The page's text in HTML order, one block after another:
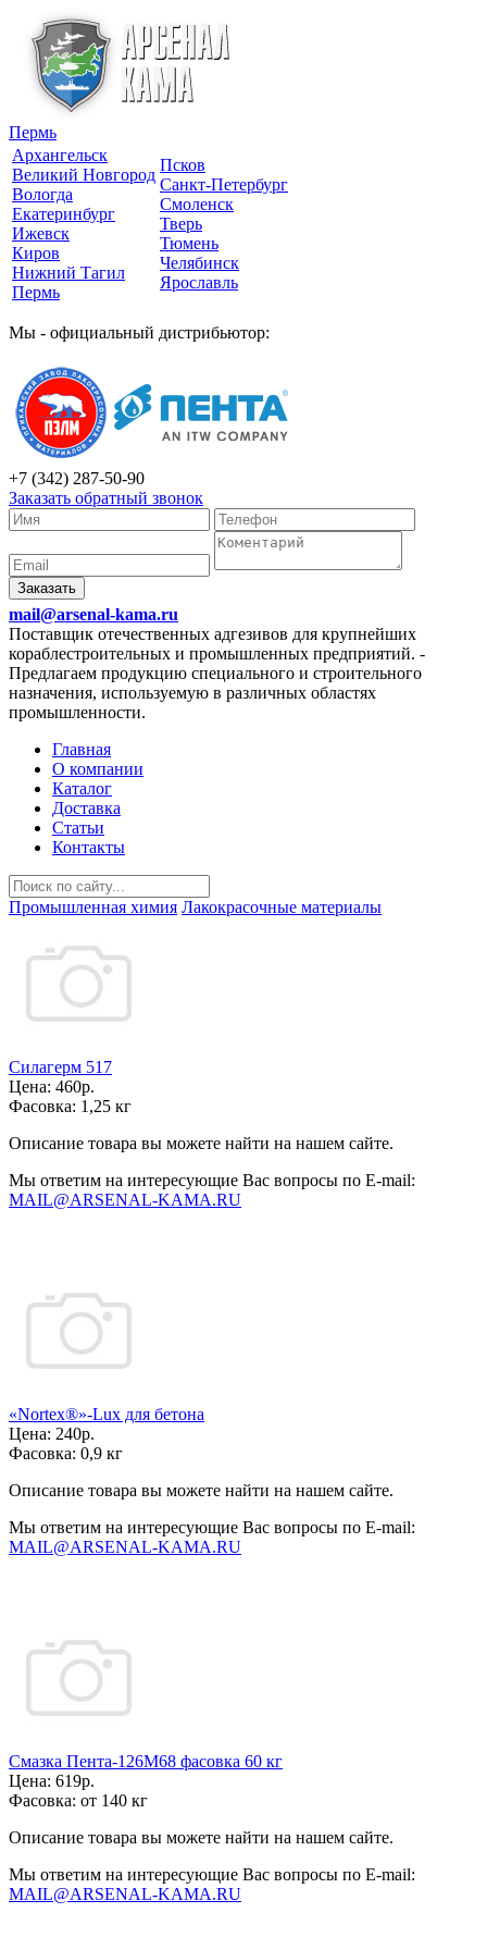
Пермь
Архангельск
Великий Новгород
Вологда
Екатеринбург
Ижевск
Киров
Нижний Тагил
Пермь
Псков
Санкт-Петербург
Смоленск
Тверь
Тюмень
Челябинск
Ярославль
Мы - официальный дистрибьютор:
+7 (342) 287-50-90
Заказать обратный звонок
Заказать
mail@arsenal-kama.ru
Поставщик отечественных адгезивов для крупнейших
кораблестроительных и промышленных предприятий. -
Предлагаем продукцию специального и строительного
назначения, используемую в различных областях
промышленности.
Главная
О компании
Каталог
Доставка
Статьи
Контакты
Промышленная химия Лакокрасочные материалы
Силагерм 517
Цена: 460р.
Фасовка: 1,25 кг
Описание товара вы можете найти на нашем сайте.
Мы ответим на интересующие Вас вопросы по E-mail:
MAIL@ARSENAL-KAMA.RU
«Nortex®»-Lux для бетона
Цена: 240р.
Фасовка: 0,9 кг
Описание товара вы можете найти на нашем сайте.
Мы ответим на интересующие Вас вопросы по E-mail:
MAIL@ARSENAL-KAMA.RU
Смазка Пента-126М68 фасовка 60 кг
Цена: 619р.
Фасовка: от 140 кг
Описание товара вы можете найти на нашем сайте.
Мы ответим на интересующие Вас вопросы по E-mail:
MAIL@ARSENAL-KAMA.RU